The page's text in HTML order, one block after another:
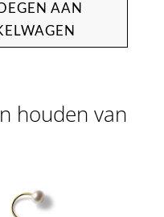
AAN
houden van